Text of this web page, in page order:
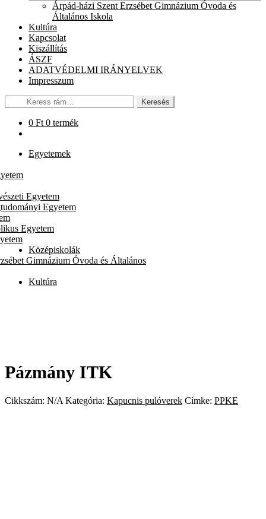
Árpád-házi Szent Erzsébet Gimnázium Óvoda és
Általános Iskola
Kultúra
Kapcsolat
Kiszállítás
ÁSZF
ADATVÉDELMI IRÁNYELVEK
Impresszum
Keresés
a
következőre:
Keresés
0 Ft 0 termék
Egyetemek
Egyetem
Egyetem
Egyetem
Középiskolák
Gimnázium Óvoda és Általános
Kultúra
Pázmány ITK
Cikkszám: N/A Kategória: Kapucnis pulóverek Címke: PPKE